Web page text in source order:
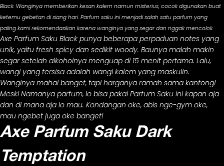
Black. Wanginya memberikan kesan kalem namun misterius, cocok digunakan buat
ketemu gebetan di siang hari. Parfum saku ini menjadi salah satu parfum yang
paling kami rekomendasikan karena wanginya yang segar dan nggak mencolok.
Axe Parfum Saku Black punya beberapa perpaduan notes yang
unik, yaitu fresh spicy dan sedikit woody. Baunya malah makin
segar setelah alkoholnya menguap di 15 menit pertama. Lalu,
wangi yang tersisa adalah wangi kalem yang maskulin.
Wanginya mahal banget, tapi harganya ramah sama kantong!
Meski Namanya parfum, lo bisa pakai Parfum Saku ini kapan aja
dan di mana aja lo mau. Kondangan oke, abis nge-gym oke,
mau ngebet juga oke banget!
Axe Parfum Saku Dark
Temptation